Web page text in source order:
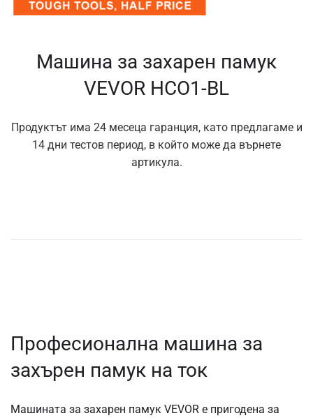
Машина за захарен памук
VEVOR HCO1-BL
Продуктът има 24 месеца гаранция, като предлагаме и
14 дни тестов период, в който може да върнете
артикула.
Професионална машина за
захърен памук на ток
Машината за захарен памук VEVOR е пригодена за